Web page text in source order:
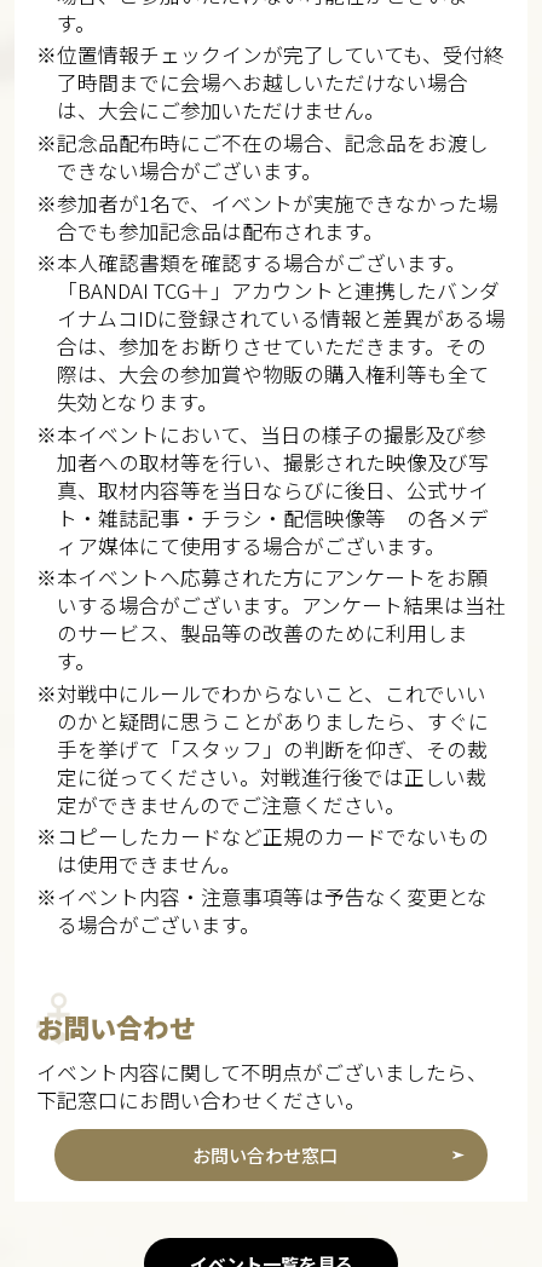
す。​
※位置情報チェックインが完了していても、受付終
了時間までに会場へお越しいただけない場合
は、大会にご参加いただけません。​
※記念品配布時にご不在の場合、記念品をお渡し
できない場合がございます。​
※参加者が1名で、イベントが実施できなかった場
合でも参加記念品は配布されます。​​
※本人確認書類を確認する場合がございます。
「BANDAI TCG＋」アカウントと連携したバンダ
イナムコIDに登録されている情報と差異がある場
合は、参加をお断りさせていただきます。その
際は、大会の参加賞や物販の購入権利等も全て
失効となります。​
※本イベントにおいて、当日の様子の撮影及び参
加者への取材等を行い、撮影された映像及び写
真、取材内容等を当日ならびに後日、公式サイ
ト・雑誌記事・チラシ・配信映像等 の各メデ
ィア媒体にて使用する場合がございます。​
※本イベントへ応募された方にアンケートをお願
いする場合がございます。アンケート結果は当社
のサービス、製品等の改善のために利用しま
す。​
※対戦中にルールでわからないこと、これでいい
のかと疑問に思うことがありましたら、すぐに
手を挙げて「スタッフ」の判断を仰ぎ、その裁
定に従ってください。対戦進行後では正しい裁
定ができませんのでご注意ください。​​
※コピーしたカードなど正規のカードでないもの
は使用できません。​​
※イベント内容・注意事項等は予告なく変更とな
る場合がございます。
お問い合わせ
イベント内容に関して不明点がございましたら、
下記窓口にお問い合わせください。
お問い合わせ窓口